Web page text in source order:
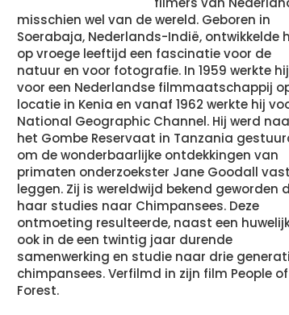
misschien wel van de wereld. Geboren in
Soerabaja, Nederlands-Indië, ontwikkelde
op vroege leeftijd een fascinatie voor de
natuur en voor fotografie. In 1959 werkte hij
voor een Nederlandse filmmaatschappij
locatie in Kenia en vanaf 1962 werkte hij
National Geographic Channel. Hij werd
het Gombe Reservaat in Tanzania
om de wonderbaarlijke ontdekkingen van
primaten onderzoekster Jane Goodall
leggen. Zij is wereldwijd bekend geworden
haar studies naar Chimpansees. Deze
ontmoeting resulteerde, naast een
ook in de een twintig jaar durende
samenwerking en studie naar drie
chimpansees. Verfilmd in zijn film People
Forest.